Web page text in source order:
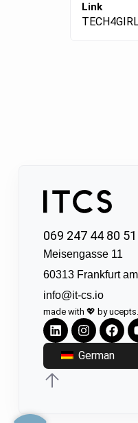
Link
069 247 44 80 51
Meisengasse 11
60313 Frankfurt
info@it-cs.io
made with 💖 by
German